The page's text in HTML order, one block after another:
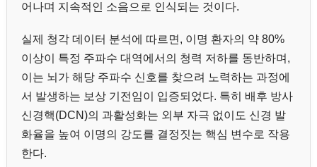
어나며 지속적인 소음으로 인식되는 것이다.
실제 청각 데이터 분석에 따르면, 이명 환자의 약 80%
이상이 특정 주파수 대역에서의 청력 저하를 동반하며,
이는 뇌가 해당 주파수 신호를 찾으려 노력하는 과정에
서 발생하는 보상 기전임이 입증되었다. 특히 배후 방사
신경핵(DCN)의 과활성화는 외부 자극 없이도 신경 발
화율을 높여 이명의 강도를 결정짓는 핵심 변수로 작용
한다.